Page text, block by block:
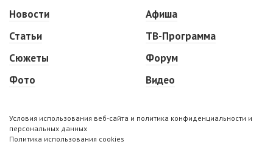
Новости
Статьи
Сюжеты
Фото
Афиша
ТВ-Программа
Форум
Видео
Условия использования веб-сайта и политика конфиденциальности и
персональных данных
Политика использования cookies